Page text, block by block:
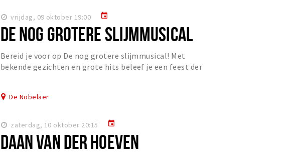
vrijdag, 09 oktober 19:00 event
DE NOG GROTERE SLIJMMUSICAL
Bereid je voor op De nog grotere slijmmusical! Met
bekende gezichten en grote hits beleef je een feest der
De Nobelaer
zaterdag, 10 oktober 20:15 event
DAAN VAN DER HOEVEN